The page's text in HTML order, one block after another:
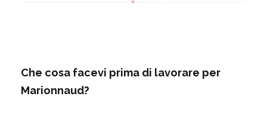
Che cosa facevi prima di lavorare per
Marionnaud?